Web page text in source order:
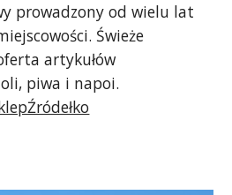
prowadzony od wielu lat
Świeże
artykułów
piwa i napoi.